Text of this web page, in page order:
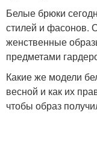
Белые брюки
стилей и фасонов.
женственные
предметами
Какие же модели
весной и как их
чтобы образ